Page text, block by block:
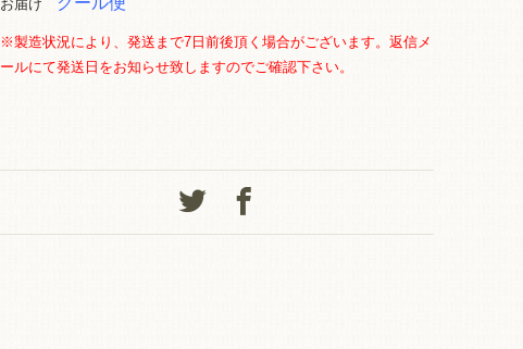
お届け
※製造状況により、発送まで7日前後頂く場合がございます。返信メ
ールにて発送日をお知らせ致しますのでご確認下さい。